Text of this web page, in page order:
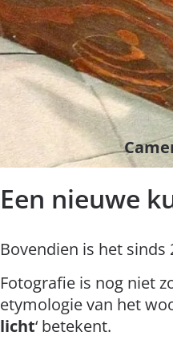
Een nieuwe
Bovendien is het sinds
Fotografie is nog niet
etymologie van het
licht‘ betekent.